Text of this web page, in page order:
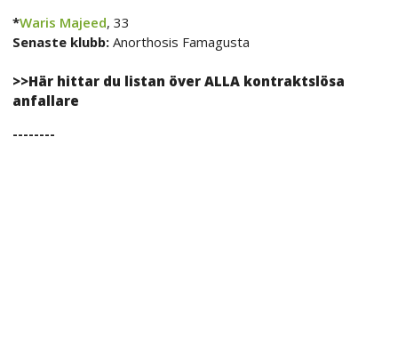
*Waris Majeed, 33
Senaste klubb: Anorthosis Famagusta
>>Här hittar du listan över ALLA kontraktslösa
anfallare
--------